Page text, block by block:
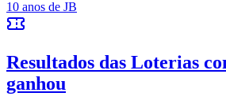
10 anos de JB
Resultados das Loterias
ganhou